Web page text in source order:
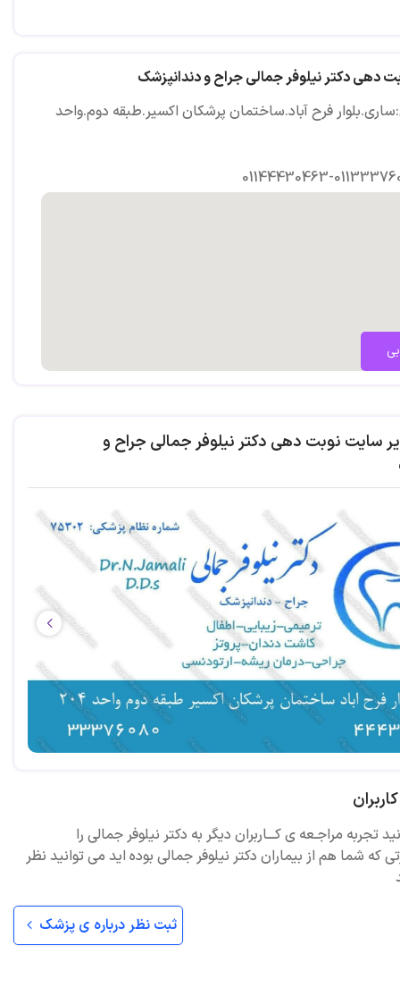
دهی دکتر نیلوفر جمالی جراح و دندانپزشک
فرح آباد.ساختمان پرشكان اكسير.طبقه دوم.واحد
01144430463-
سایت نوبت دهی دکتر نیلوفر جمالی جراح و
تجربه مراجـعه ی کـــاربران دیگر به دکتر نیلوفر جمالی را
که شما هم از بیماران دکتر نیلوفر جمالی بوده اید می توانید نظر
ثبت نظر درباره ی پزشک